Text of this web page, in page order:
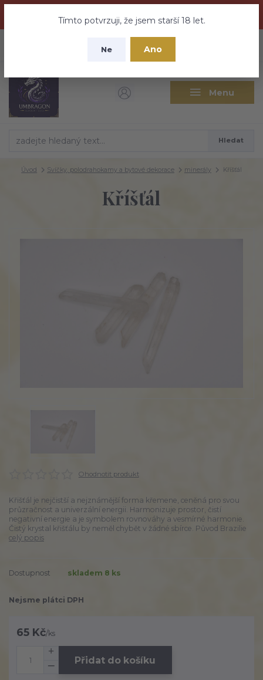
nebuďte vyděšeni zde najdete vše a ještě mnohem víc
Tímto potvrzuji, že jsem starší 18 let.
Ne Ano
Menu
CZK
Hledat
Úvod Svíčky, polodrahokamy a bytové dekorace minerály Kříšťál
Kříšťál
Ohodnotit produkt
Křišťál je nejčistší a nejznámější forma křemene, ceněná pro svou
průzračnost a univerzální energii. Harmonizuje prostor, čistí
negativní energie a je symbolem rovnováhy a vesmírné harmonie.
Čistý krystal křišťálu by neměl chybět v žádné sbírce. Původ Brazilie
celý popis
Dostupnost skladem 8 ks
Nejsme plátci DPH
65 Kč/ks
Přidat do košíku